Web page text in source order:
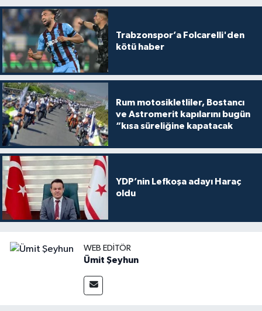
Trabzonspor’a Folcarelli'den
kötü haber
Rum motosikletliler, Bostancı
ve Astromerit kapılarını bugün
“kısa süreliğine kapatacak
YDP’nin Lefkoşa adayı Haraç
oldu
WEB EDITÖR
Ümit Şeyhun